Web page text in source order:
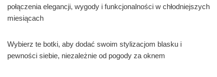
połączenia elegancji, wygody i funkcjonalności w chłodniejszych
miesiącach
Wybierz te botki, aby dodać swoim stylizacjom blasku i
pewności siebie, niezależnie od pogody za oknem